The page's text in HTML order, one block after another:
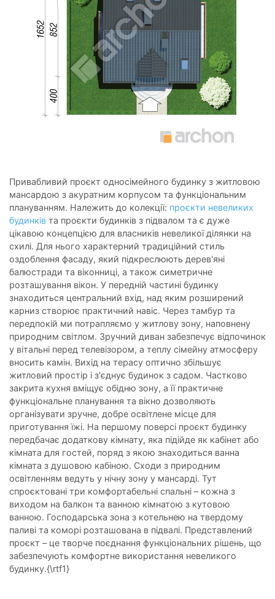
Привабливий проєкт односімейного будинку з житловою
мансардою з акуратним корпусом та функціональним
плануванням. Належить до колекції: проєкти невеликих
будинків та проєкти будинків з підвалом та є дуже
цікавою концепцією для власників невеликої ділянки на
схилі. Для нього характерний традиційний стиль
оздоблення фасаду, який підкреслюють дерев'яні
балюстради та віконниці, а також симетричне
розташування вікон. У передній частині будинку
знаходиться центральний вхід, над яким розширений
карниз створює практичний навіс. Через тамбур та
передпокій ми потрапляємо у житлову зону, наповнену
природним світлом. Зручний диван забезпечує відпочинок
у вітальні перед телевізором, а теплу сімейну атмосферу
вносить камін. Вихід на терасу оптично збільшує
житловий простір і з'єднує будинок з садом. Частково
закрита кухня вміщує обідню зону, а її практичне
функціональне планування та вікно дозволяють
організувати зручне, добре освітлене місце для
приготування їжі. На першому поверсі проєкт будинку
передбачає додаткову кімнату, яка підійде як кабінет або
кімната для гостей, поряд з якою знаходиться ванна
кімната з душовою кабіною. Сходи з природним
освітленням ведуть у нічну зону у мансарді. Тут
спроєктовані три комфортабельні спальні – кожна з
виходом на балкон та ванною кімнатою з кутовою
ванною. Господарська зона з котельнею на твердому
паливі та коморі розташована в підвалі. Представлений
проєкт – це творче поєднання функціональних рішень, що
забезпечують комфортне використання невеликого
будинку.{\rtf1}